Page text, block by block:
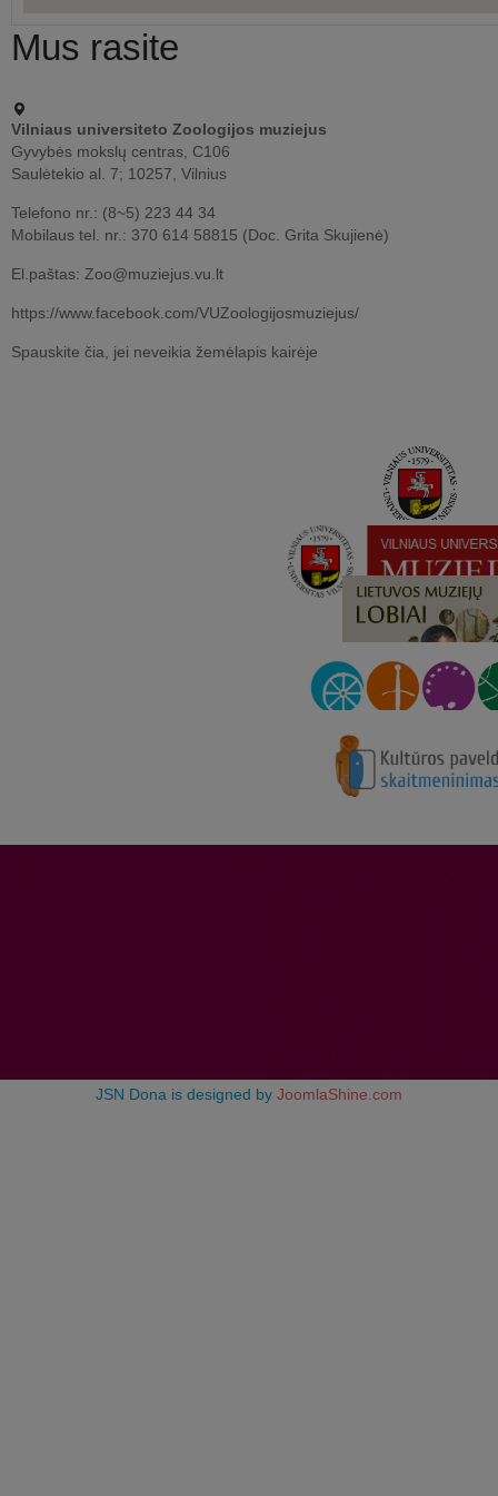
Mus rasite
Vilniaus universiteto Zoologijos muziejus
Gyvybės mokslų centras, C106
Saulėtekio al. 7; 10257, Vilnius
Telefono nr.: (8~5) 223 44 34
Mobilaus tel. nr.: 370 614 58815 (Doc. Grita Skujienė)
El.paštas: Zoo@muziejus.vu.lt
https://www.facebook.com/VUZoologijosmuziejus/
Spauskite čia, jei neveikia žemėlapis kairėje
JSN Dona is designed by JoomlaShine.com